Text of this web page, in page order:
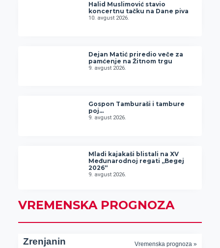
Halid Muslimović stavio
koncertnu tačku na Dane piva
10. avgust 2026.
Dejan Matić priredio veče za
pamćenje na Žitnom trgu
9. avgust 2026.
Gospon Tamburaši i tambure
poj…
9. avgust 2026.
Mladi kajakaši blistali na XV
Međunarodnoj regati „Begej
2026“
9. avgust 2026.
VREMENSKA PROGNOZA